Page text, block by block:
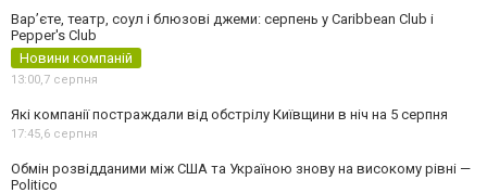
Вар’єте, театр, соул і блюзові джеми: серпень у Caribbean Club і
Pepper's Club
Новини компаній
13:00,7 серпня
Які компанії постраждали від обстрілу Київщини в ніч на 5 серпня
17:45,6 серпня
Обмін розвідданими між США та Україною знову на високому рівні —
Politico